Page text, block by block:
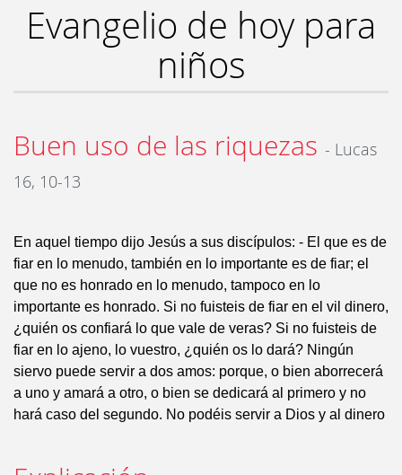
Evangelio de hoy para
niños
Buen uso de las riquezas - Lucas
16, 10-13
En aquel tiempo dijo Jesús a sus discípulos: - El que es de
fiar en lo menudo, también en lo importante es de fiar; el
que no es honrado en lo menudo, tampoco en lo
importante es honrado. Si no fuisteis de fiar en el vil dinero,
¿quién os confiará lo que vale de veras? Si no fuisteis de
fiar en lo ajeno, lo vuestro, ¿quién os lo dará? Ningún
siervo puede servir a dos amos: porque, o bien aborrecerá
a uno y amará a otro, o bien se dedicará al primero y no
hará caso del segundo. No podéis servir a Dios y al dinero